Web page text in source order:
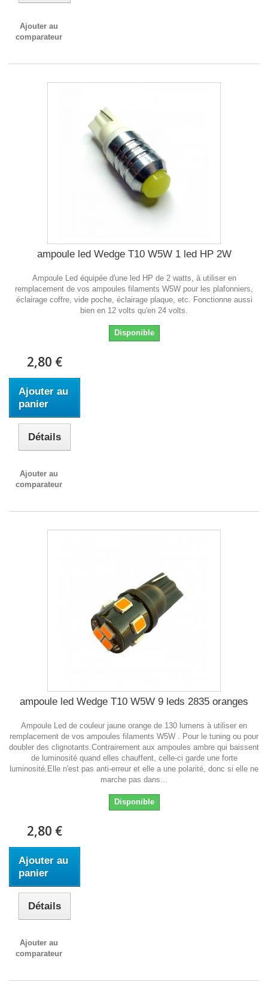
Ajouter au
comparateur
ampoule led Wedge T10 W5W 1 led HP 2W
Ampoule Led équipée d'une led HP de 2 watts, à utiliser en
remplacement de vos ampoules filaments W5W pour les plafonniers,
éclairage coffre, vide poche, éclairage plaque, etc. Fonctionne aussi
bien en 12 volts qu'en 24 volts.
Disponible
2,80 €
Ajouter au
panier
Détails
Ajouter au
comparateur
ampoule led Wedge T10 W5W 9 leds 2835 oranges
Ampoule Led de couleur jaune orange de 130 lumens à utiliser en
remplacement de vos ampoules filaments W5W . Pour le tuning ou pour
doubler des clignotants.Contrairement aux ampoules ambre qui baissent
de luminosité quand elles chauffent, celle-ci garde une forte
luminosité.Elle n'est pas anti-erreur et elle a une polarité, donc si elle ne
marche pas dans...
Disponible
2,80 €
Ajouter au
panier
Détails
Ajouter au
comparateur